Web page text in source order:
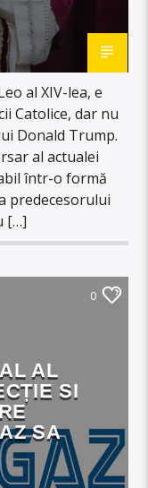
al XIV-lea, e
Catolice, dar nu
Donald Trump.
al actualei
într-o formă
predecesorului
[…]
0
AL
SI
SA